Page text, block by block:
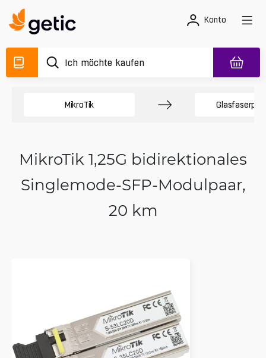
Konto
MikroTik
MikroTik 1,25G bidirektionales
Singlemode-SFP-Modulpaar,
20 km